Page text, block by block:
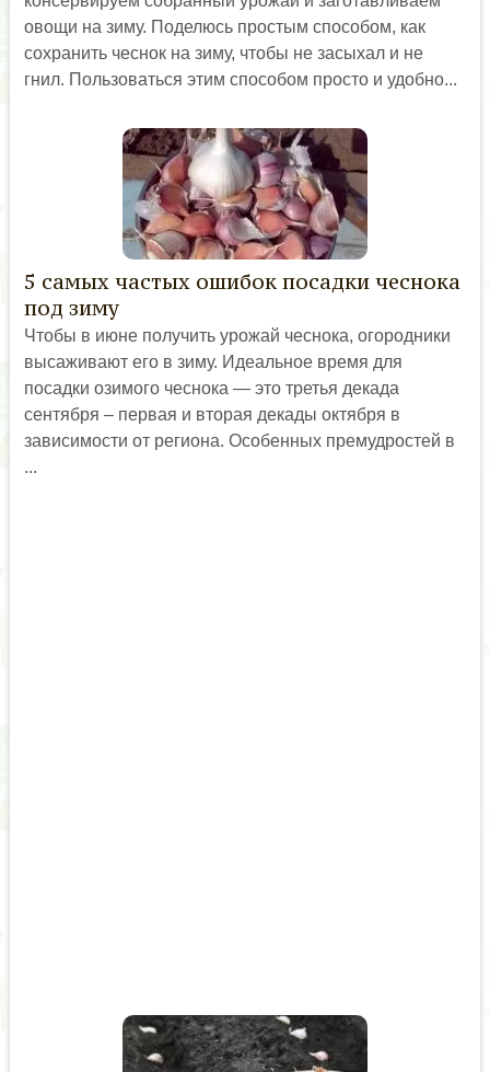
овощи на зиму. Поделюсь простым способом, как
сохранить чеснок на зиму, чтобы не засыхал и не
гнил. Пользоваться этим способом просто и удобно...
5 самых частых ошибок посадки чеснока
под зиму
Чтобы в июне получить урожай чеснока, огородники
высаживают его в зиму. Идеальное время для
посадки озимого чеснока — это третья декада
сентября – первая и вторая декады октября в
зависимости от региона. Особенных премудростей в
...